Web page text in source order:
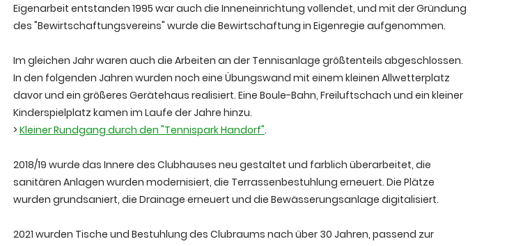
Eigenarbeit entstanden 1995 war auch die Inneneinrichtung vollendet, und mit der Gründung
des "Bewirtschaftungsvereins" wurde die Bewirtschaftung in Eigenregie aufgenommen.
Im gleichen Jahr waren auch die Arbeiten an der Tennisanlage größtenteils abgeschlossen.
In den folgenden Jahren wurden noch eine Übungswand mit einem kleinen Allwetterplatz
davor und ein größeres Gerätehaus realisiert. Eine Boule-Bahn, Freiluftschach und ein kleiner
Kinderspielplatz kamen im Laufe der Jahre hinzu.
>Kleiner Rundgang durch den "Tennispark Handorf".
2018/19 wurde das Innere des Clubhauses neu gestaltet und farblich überarbeitet, die
sanitären Anlagen wurden modernisiert, die Terrassenbestuhlung erneuert. Die Plätze
wurden grundsaniert, die Drainage erneuert und die Bewässerungsanlage digitalisiert.
2021 wurden Tische und Bestuhlung des Clubraums nach über 30 Jahren, passend zur